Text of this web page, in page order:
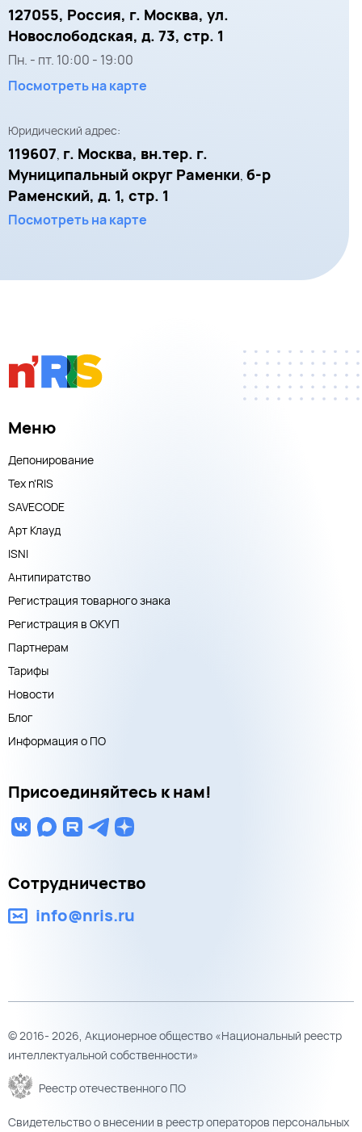
127055, Россия, г. Москва, ул.
Новослободская, д. 73, стр. 1
Пн. - пт. 10:00 - 19:00
Посмотреть на карте
Юридический адрес:
119607, г. Москва, вн.тер. г.
Муниципальный округ Раменки, б-р
Раменский, д. 1, стр. 1
Посмотреть на карте
Меню
Депонирование
Тех n'RIS
SAVECODE
Арт Клауд
ISNI
Антипиратство
Регистрация товарного знака
Регистрация в ОКУП
Партнерам
Тарифы
Новости
Блог
Информация о ПО
Присоединяйтесь к нам!
Сотрудничество
info@nris.ru
© 2016- 2026, Акционерное общество «Национальный реестр
интеллектуальной собственности»
Реестр отечественного ПО
Свидетельство о внесении в реестр операторов персональных